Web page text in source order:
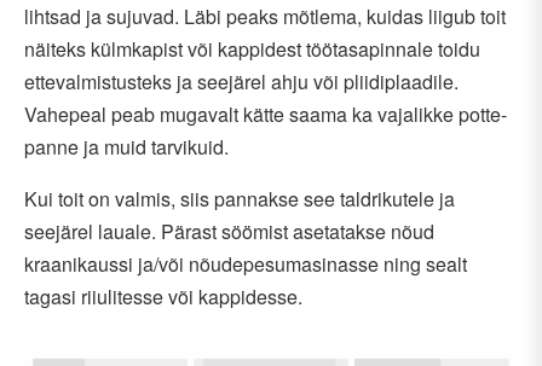
lihtsad ja sujuvad. Läbi peaks mõtlema, kuidas liigub toit
näiteks külmkapist või kappidest töötasapinnale toidu
ettevalmistusteks ja seejärel ahju või pliidiplaadile.
Vahepeal peab mugavalt kätte saama ka vajalikke potte-
panne ja muid tarvikuid.
Kui toit on valmis, siis pannakse see taldrikutele ja
seejärel lauale. Pärast söömist asetatakse nõud
kraanikaussi ja/või nõudepesumasinasse ning sealt
tagasi riiulitesse või kappidesse.